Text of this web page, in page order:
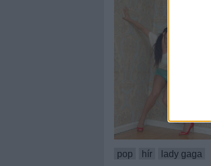
pop hír lady gaga